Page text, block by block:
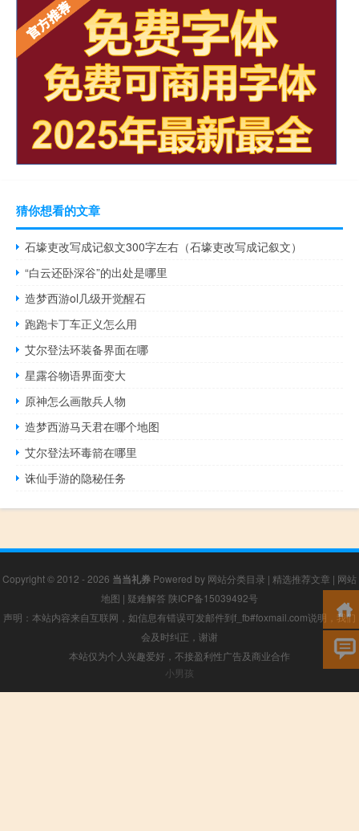
猜你想看的文章
石壕吏改写成记叙文300字左右（石壕吏改写成记叙文）
“白云还卧深谷”的出处是哪里
造梦西游ol几级开觉醒石
跑跑卡丁车正义怎么用
艾尔登法环装备界面在哪
星露谷物语界面变大
原神怎么画散兵人物
造梦西游马天君在哪个地图
艾尔登法环毒箭在哪里
诛仙手游的隐秘任务
Copyright © 2012 - 2026 当当礼券 Powered by 网站分类目录 | 精选推荐文章 | 网站
地图 | 疑难解答 陕ICP备15039492号
声明：本站内容来自互联网，如信息有错误可发邮件到f_fb#foxmail.com说明，我们
会及时纠正，谢谢
本站仅为个人兴趣爱好，不接盈利性广告及商业合作
小男孩